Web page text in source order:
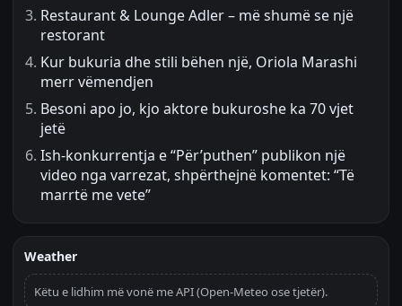
Restaurant & Lounge Adler – më shumë se një
restorant
Kur bukuria dhe stili bëhen një, Oriola Marashi
merr vëmendjen
Besoni apo jo, kjo aktore bukuroshe ka 70 vjet
jetë
Ish-konkurrentja e “Për’puthen” publikon një
video nga varrezat, shpërthejnë komentet: “Të
marrtë me vete”
Weather
Këtu e lidhim më vonë me API (Open-Meteo ose tjetër).